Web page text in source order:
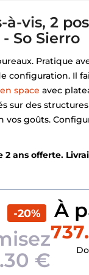
vis, 2
So Sierro
Pratique
configuration. Il
space avec
sur des
vos goûts.
ans offerte.
-20%
€
À